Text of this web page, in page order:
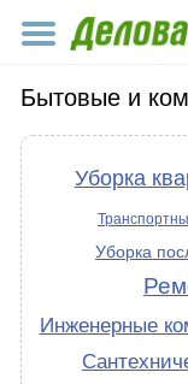
Бытовые и
Уборка
Уборка
Инженерные